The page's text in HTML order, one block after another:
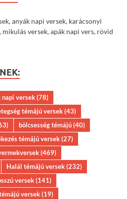
anyák napi versek, karácsonyi
mikulás versek, apák napi vers, rövid
napi versek(78)
témájú versek(43)
bölcsesség témájú(40)
témájú versek(27)
(469)
Halál témájú versek(232)
versek(141)
versek(19)